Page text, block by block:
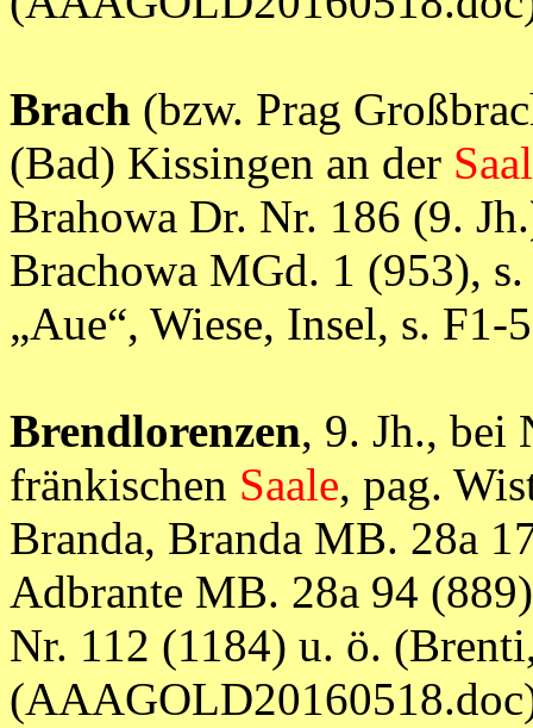
Brach (bzw. Prag
(Bad) Kissingen an der
Brahowa Dr. Nr. 186 (9.
Brachowa MGd. 1 (953),
„Aue“, Wiese, Insel, s.
Brendlorenzen, 9. Jh., bei
fränkischen Saale, pag.
Branda, Branda MB. 28a
Adbrante MB. 28a 94
Nr. 112 (1184) u. ö.